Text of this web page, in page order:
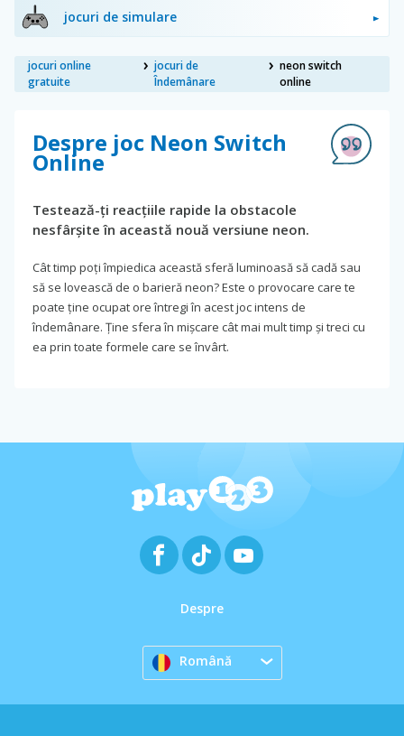
jocuri de simulare
jocuri online
gratuite
jocuri de
Îndemânare
neon switch
online
Despre joc Neon Switch
Online
Testează-ți reacțiile rapide la obstacole
nesfârșite în această nouă versiune neon.
Cât timp poți împiedica această sferă luminoasă să cadă sau
să se lovească de o barieră neon? Este o provocare care te
poate ține ocupat ore întregi în acest joc intens de
îndemânare. Ține sfera în mișcare cât mai mult timp și treci cu
ea prin toate formele care se învârt.
Despre
Română